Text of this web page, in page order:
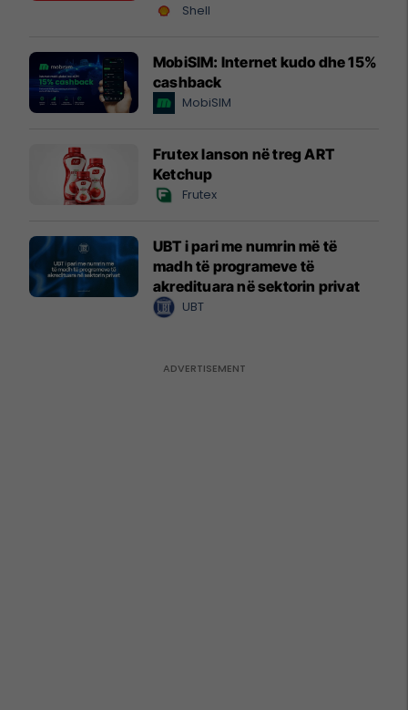
Shell
MobiSIM: Internet kudo dhe 15%
cashback
MobiSIM
Frutex lanson në treg ART
Ketchup
Frutex
UBT i pari me numrin më të
madh të programeve të
akredituara në sektorin privat
UBT